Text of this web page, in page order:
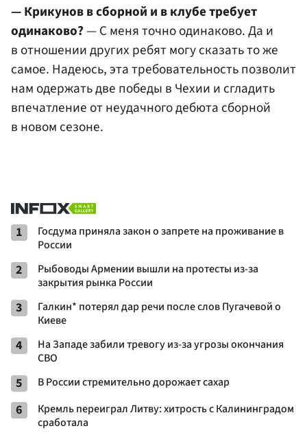
— Крикунов в сборной и в клубе требует
одинаково?— С меня точно одинаково. Да и
в отношении других ребят могу сказать то же
самое. Надеюсь, эта требовательность позволит
нам одержать две победы в Чехии и сгладить
впечатление от неудачного дебюта сборной
в новом сезоне.
1
Госдума приняла закон о запрете на проживание в
России
2
Рыбоводы Армении вышли на протесты из-за
закрытия рынка России
3
Галкин* потерял дар речи после слов Пугачевой о
Киеве
4
На Западе забили тревогу из-за угрозы окончания
СВО
5 В России стремительно дорожает сахар
6
Кремль переиграл Литву: хитрость с Калининградом
сработала